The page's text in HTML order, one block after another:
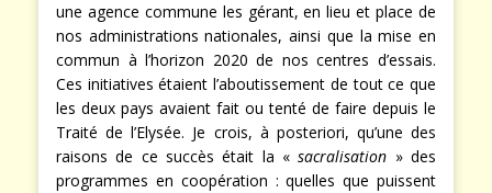
une agence commune les gérant, en lieu et place de
nos administrations nationales, ainsi que la mise en
commun à l’horizon 2020 de nos centres d’essais.
Ces initiatives étaient l’aboutissement de tout ce que
les deux pays avaient fait ou tenté de faire depuis le
Traité de l’Elysée. Je crois, à posteriori, qu’une des
raisons de ce succès était la «sacralisation » des
programmes en coopération : quelles que puissent